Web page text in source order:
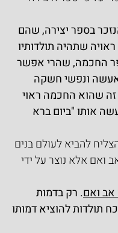
בספר יצירה, שהם
שתהיה תולדותיו
החכמה, שהרי אפשר
אעשה ונפשי חשקה
זה שהוא החכמה ראוי
אותו "ביום ברא
להביא לעולם בנים
ואם אלא נוצר על ידי
אב ואם. רק בדמות
תולדות להוציא דמותו